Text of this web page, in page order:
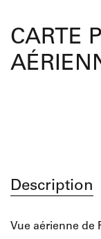
CARTE
Description
Vue aérienne de